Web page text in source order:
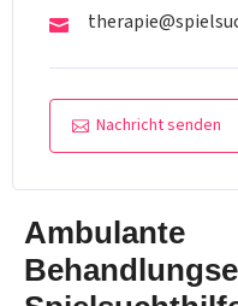
Nachricht senden
Ambulante